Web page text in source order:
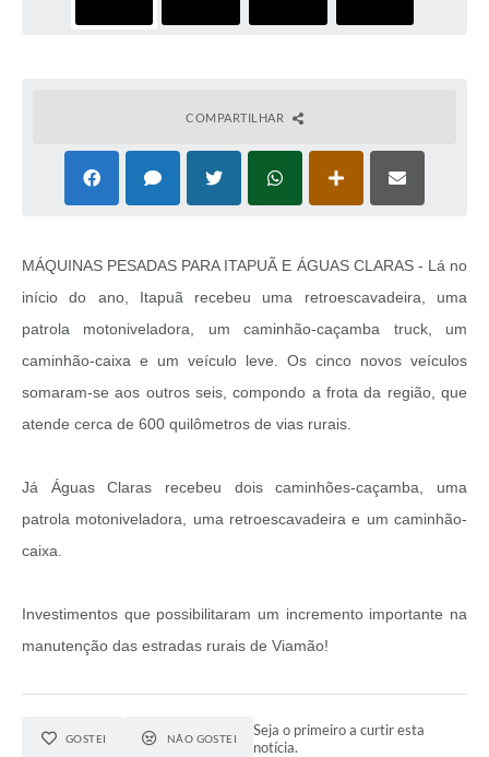
COMPARTILHAR
MÁQUINAS PESADAS PARA ITAPUÃ E ÁGUAS CLARAS - Lá no
início do ano, Itapuã recebeu uma retroescavadeira, uma
patrola motoniveladora, um caminhão-caçamba truck, um
caminhão-caixa e um veículo leve. Os cinco novos veículos
somaram-se aos outros seis, compondo a frota da região, que
atende cerca de 600 quilômetros de vias rurais.
Já Águas Claras recebeu dois caminhões-caçamba, uma
patrola motoniveladora, uma retroescavadeira e um caminhão-
caixa.
Investimentos que possibilitaram um incremento importante na
manutenção das estradas rurais de Viamão!
GOSTEI NÃO GOSTEI
Seja o primeiro a curtir esta
notícia.